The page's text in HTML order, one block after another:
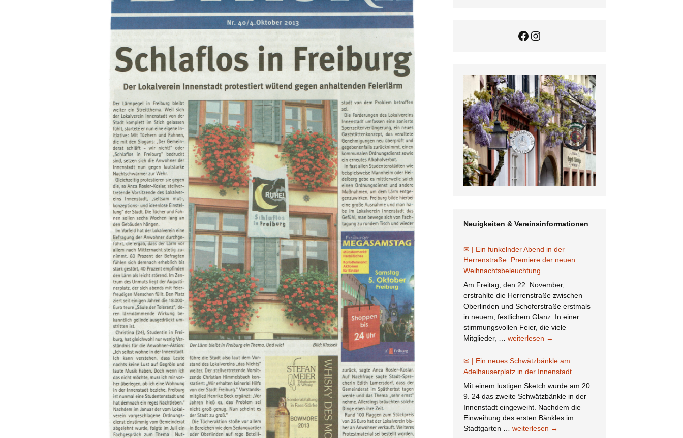
Gremien &
Kontakt
Stolpersteine – gegen
A860 – Stadttunnel
Freiburg
Förderantrag Urbane
Sicherheitsräume –
FreiburgRESIST
Oberlindenhock
Facebook
Instagram
Neuigkeiten & Vereinsinformationen
Ein funkelnder Abend in der
Herrenstraße: Premiere der neuen
Weihnachtsbeleuchtung
Am Freitag, den 22. November,
erstrahlte die Herrenstraße zwischen
Oberlinden und Schoferstraße erstmals
in neuem, festlichem Glanz. In einer
stimmungsvollen Feier, die viele
Mitglieder, … Ein
Abend
in
Herrenstraße:
Premiere
der
neuen
Weihnachtsbeleuchtung
weiterlesen →
Ein neues Schwätzbänkle am
Adelhauserplatz in der Innenstadt
Mit einem lustigen Sketch wurde am 20.
9. 24 das zweite Schwätzbänkle in der
Innenstadt eingeweiht. Nachdem die
Einweihung des ersten Bänkles im
Stadtgarten … Ein
weiterlesen →